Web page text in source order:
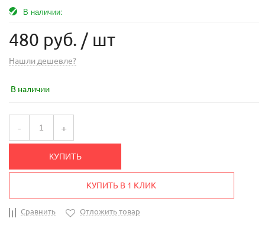
В наличии:
480 руб. / шт
Нашли дешевле?
В наличии
- +
КУПИТЬ
КУПИТЬ В 1 КЛИК
Сравнить Отложить товар